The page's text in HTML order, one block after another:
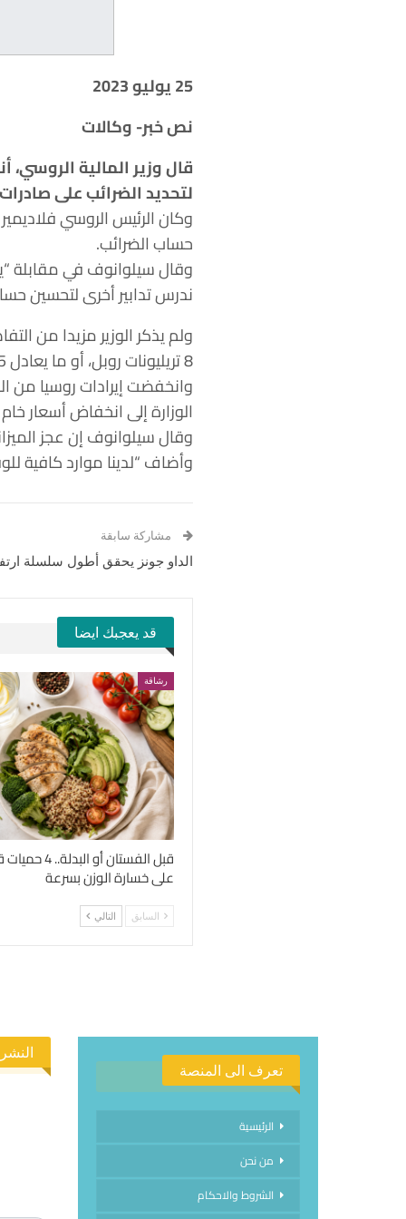
25 يوليو 2023
نص خبر- وكالات
قال وزير المالية
لتحديد الضرائب على صادرات البلاد من النفط
وكان الرئيس الروسي
حساب الضرائب.
ندرس تدابير أخرى لتحسين
ولم يذكر الوزير مزيدا من
8 تريليونات روبل، أو ما يعادل 88.5 مليار دولار، في 2023 على أساس سعر برنت الحالي البالغ نحو 80 دولارا للبرميل.
الوزارة إلى انخفاض أسعار
وقال سيلوانوف إن عجز الميزانية سيبلغ حوالي 2 إلى 2.5% من
وأضاف “لدينا موارد كافية
مشاركة سابقة
الداو جونز يحقق أطول سلسلة
قد يعجبك ايضا
رشاقة
قبل الفستان أو
على خسارة الوزن بسرعة
السابق التالي
تعرف الى المنصة
الرئيسية
من نحن
الشروط والاحكام